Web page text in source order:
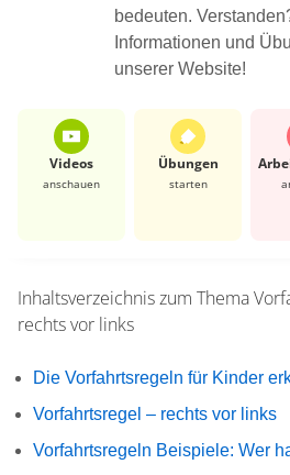
bedeuten.
Informationen und
unserer Website!
Videos
anschauen
Übungen
starten
Inhaltsverzeichnis zum Thema
rechts vor links
Die Vorfahrtsregeln für Kinder
Vorfahrtsregel – rechts vor links
Vorfahrtsregeln Beispiele: Wer